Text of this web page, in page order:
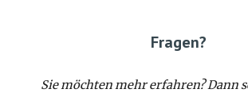
Fragen?
Sie möchten mehr erfahren? Dann